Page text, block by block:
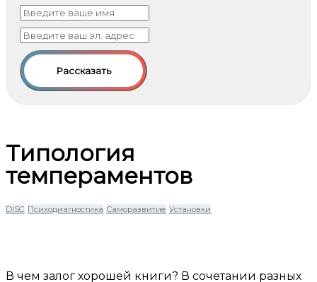
Рассказать
Типология
темпераментов
DISC Психодиагностика Саморазвитие Установки
В чем залог хорошей книги? В сочетании разных